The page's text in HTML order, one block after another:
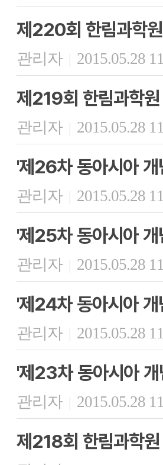
제220회 한림과학
관리자 | 2015.05.28
제219회 한림과학
관리자 | 2015.05.28
'제26차 동아시아
관리자 | 2015.05.28
'제25차 동아시아
관리자 | 2015.05.28
'제24차 동아시아
관리자 | 2015.05.28
'제23차 동아시아
관리자 | 2015.05.28
제218회 한림과학